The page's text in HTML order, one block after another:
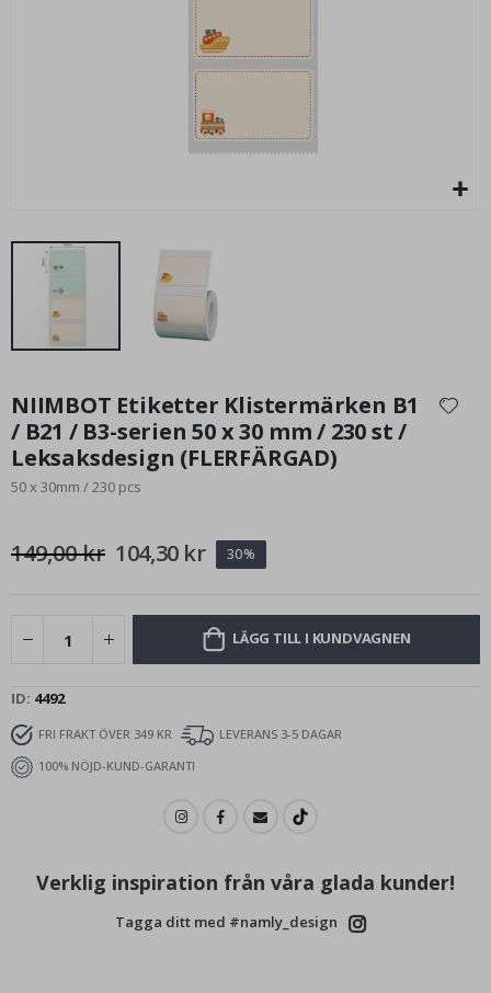
195,00 Kr
början
av
bildgalleriet
NIIMBOT Etiketter Klistermärken B1
/ B21 / B3-serien 50 x 30 mm / 230 st /
Leksaksdesign (FLERFÄRGAD)
50 x 30mm / 230 pcs
149,00 kr 104,30 kr 30%
LÄGG TILL I KUNDVAGNEN
ID 4492
FRI FRAKT ÖVER 349 KR
LEVERANS 3-5 DAGAR
100% NÖJD-KUND-GARANTI
Verklig inspiration från våra glada kunder!
Tagga ditt med #namly_design